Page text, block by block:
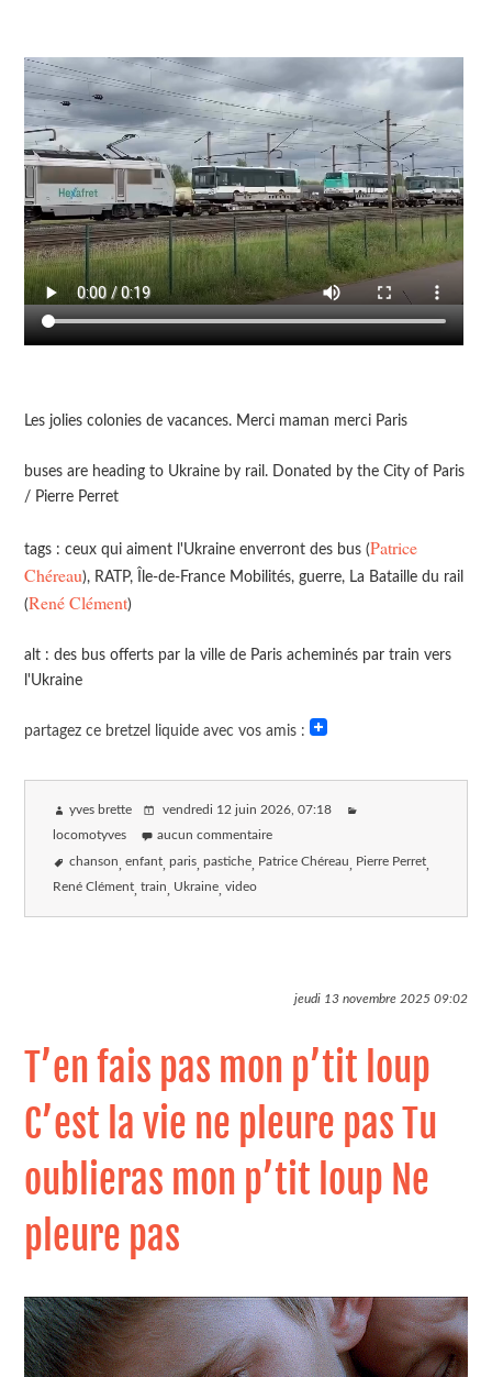
Les jolies colonies de vacances. Merci maman merci Paris
buses are heading to Ukraine by rail. Donated by the City of Paris
/ Pierre Perret
tags : ceux qui aiment l'Ukraine enverront des bus (Patrice
Chéreau), RATP, Île-de-France Mobilités, guerre, La Bataille du rail
(René Clément)
alt : des bus offerts par la ville de Paris acheminés par train vers
l'Ukraine
partagez ce bretzel liquide avec vos amis :
yves brette vendredi 12 juin 2026, 07:18
locomotyves aucun commentaire
chanson enfant paris pastiche Patrice Chéreau Pierre Perret
René Clément train Ukraine video
jeudi 13 novembre 2025 09:02
T’en fais pas mon p’tit loup
C’est la vie ne pleure pas Tu
oublieras mon p’tit loup Ne
pleure pas